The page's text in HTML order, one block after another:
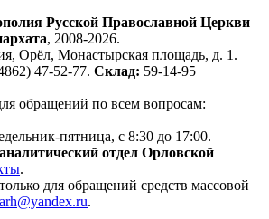
Русской Православной Церкви
, 2008-2026.
Орёл, Монастырская площадь, д. 1.
47-52-77. Склад: 59-14-95
обращений по всем вопросам:
для отправки email)
пятница, с 8:30 до 17:00.
отдел Орловской
.
для обращений средств массовой
(ссылка для отправки email)
.